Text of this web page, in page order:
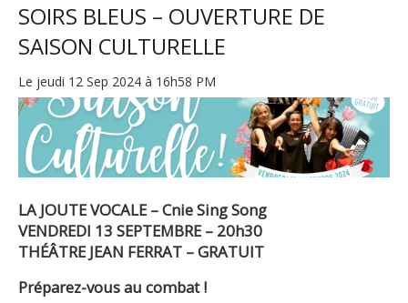
SOIRS BLEUS – OUVERTURE DE
SAISON CULTURELLE
Le jeudi 12 Sep 2024 à 16h58 PM
LA JOUTE VOCALE – Cnie Sing Song
VENDREDI 13 SEPTEMBRE – 20h30
THÉÂTRE JEAN FERRAT – GRATUIT
Préparez-vous au combat !